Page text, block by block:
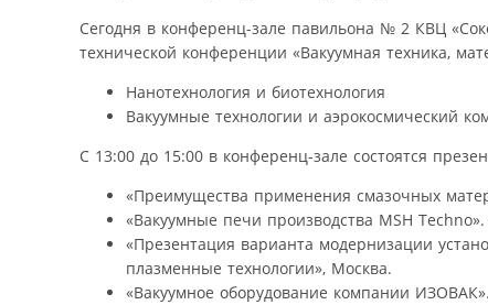
Сегодня в конференц-зале павильона № 2 КВЦ
технической конференции «Вакуумная техника,
Нанотехнология и биотехнология
Вакуумные технологии и аэрокосмический
С 13:00 до 15:00 в конференц-зале состоятся
«Преимущества применения смазочных
«Вакуумные печи производства MSH
«Презентация варианта модернизации
плазменные технологии», Москва.
«Вакуумное оборудование компании